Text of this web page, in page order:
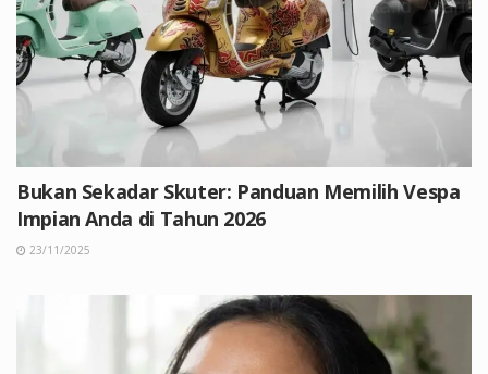
Bukan Sekadar Skuter: Panduan Memilih Vespa
Impian Anda di Tahun 2026
23/11/2025